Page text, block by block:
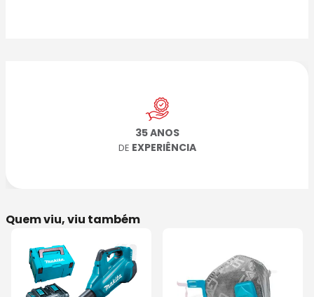
35 ANOS
DE EXPERIÊNCIA
Quem viu, viu também